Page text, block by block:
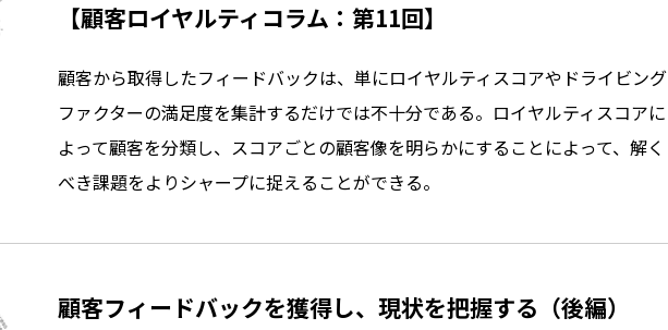
【顧客ロイヤルティコラム：第11回】
顧客から取得したフィードバックは、単にロイヤルティスコアやドライビング
ファクターの満足度を集計するだけでは不十分である。ロイヤルティスコアに
よって顧客を分類し、スコアごとの顧客像を明らかにすることによって、解く
べき課題をよりシャープに捉えることができる。
顧客フィードバックを獲得し、現状を把握する（後編）